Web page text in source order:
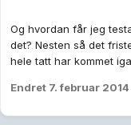
Og hvordan får jeg
det? Nesten så det
hele tatt har kommet
Endret 7. februar 2014